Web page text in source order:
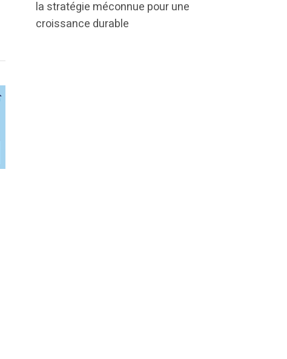
la stratégie méconnue pour une
croissance durable